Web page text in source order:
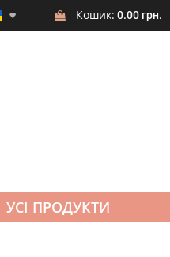
Кошик: 0.00 грн.
УСІ ПРОДУКТИ